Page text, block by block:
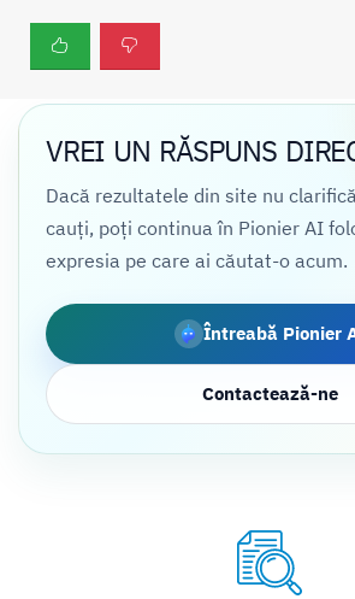
VREI UN RĂSPUNS
Dacă rezultatele din site nu
cauți, poți continua în Pionier AI
expresia pe care ai căutat-o acum.
Întreabă Pionier
Contactează-ne